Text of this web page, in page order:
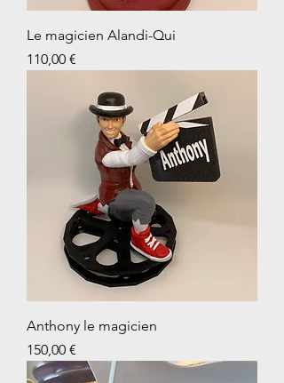
Le magicien Alandi-Qui
Prix
110,00 €
Anthony le magicien
Prix
150,00 €